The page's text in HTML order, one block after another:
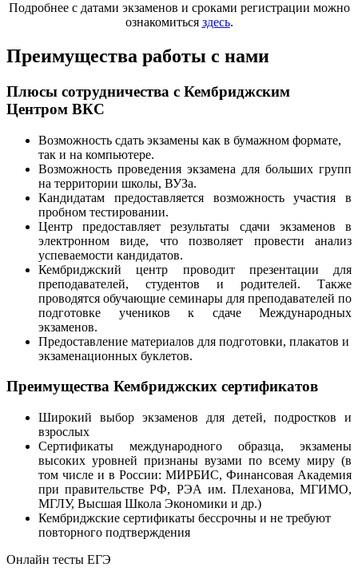
Подробнее с датами экзаменов и сроками регистрации можно
ознакомиться здесь.
Преимущества работы с нами
Плюсы сотрудничества с Кембриджским
Центром ВКС
Возможность сдать экзамены как в бумажном формате,
так и на компьютере.
Возможность проведения экзамена для больших групп
на территории школы, ВУЗа.
Кандидатам предоставляется возможность участия в
пробном тестировании.
Центр предоставляет результаты сдачи экзаменов в
электронном виде, что позволяет провести анализ
успеваемости кандидатов.
Кембриджский центр проводит презентации для
преподавателей, студентов и родителей. Также
проводятся обучающие семинары для преподавателей по
подготовке учеников к сдаче Международных
экзаменов.
Предоставление материалов для подготовки, плакатов и
экзаменационных буклетов.
Преимущества Кембриджских сертификатов
Широкий выбор экзаменов для детей, подростков и
взрослых
Сертификаты международного образца, экзамены
высоких уровней признаны вузами по всему миру (в
том числе и в России: МИРБИС, Финансовая Академия
при правительстве РФ, РЭА им. Плеханова, МГИМО,
МГЛУ, Высшая Школа Экономики и др.)
Кембриджские сертификаты бессрочны и не требуют
повторного подтверждения
Онлайн тесты ЕГЭ